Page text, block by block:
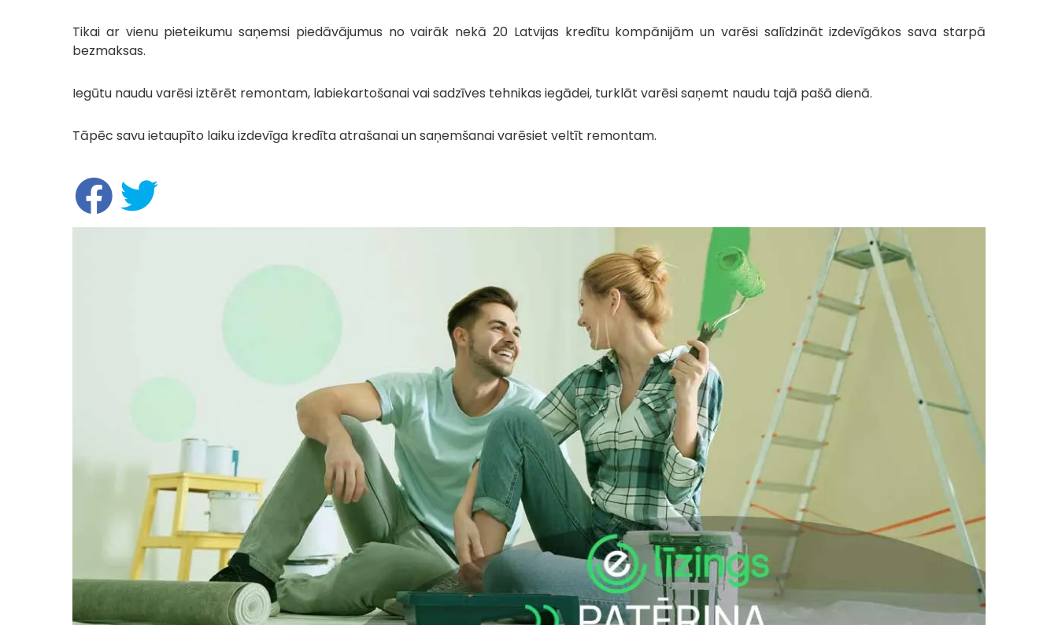
Tikai ar vienu pieteikumu saņemsi piedāvājumus no vairāk nekā 20 Latvijas kredītu kompānijām un varēsi salīdzināt izdevīgākos sava starpā
bezmaksas.
Iegūtu naudu varēsi iztērēt remontam, labiekartošanai vai sadzīves tehnikas iegādei, turklāt varēsi saņemt naudu tajā pašā dienā.
Tāpēc savu ietaupīto laiku izdevīga kredīta atrašanai un saņemšanai varēsiet veltīt remontam.